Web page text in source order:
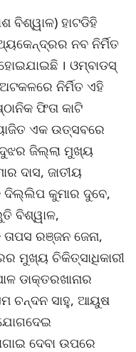
ବିଶ୍ୱାଳ) ହାଟଡିହି
ନବ ନିର୍ମିତ
। ଓମ୍‌ବାଡସ୍
ନିର୍ମିତ ଏହି
ଫିତା କାଟି
ଏକ ଉତ୍ସବରେ
ଜିଲ୍ଲା ମୁଖ୍ୟ
ଦାସ, ଜାତୀୟ
ଦିଲ୍ଲିପ କୁମାର ଦୁବେ,
ବିଶ୍ୱାଳ,
ରଞ୍ଜନ ଜେନା,
ମୁଖ୍ୟ ଚିକିତ୍ସାଧିକାରୀ
ଡାକ୍ତରଖାନାର
ଚନ୍ଦନ ସାହୁ, ଆୟୁଷ
ଦେବା ଉପରେ